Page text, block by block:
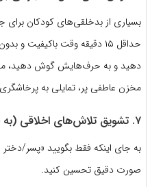
بسیاری از بدخلقی‌های کودکان
حداقل ۱۵ دقیقه وقت باکیفیت
دهید و به حرف‌هایش گوش دهید،
مخزن عاطفی پر، تمایلی به پرخاشگری
۷. تشویق تلاش‌های اخلاقی (به جای نتیجه)
به جای اینکه فقط بگویید «پسر/
صورت دقیق تحسین کنید.